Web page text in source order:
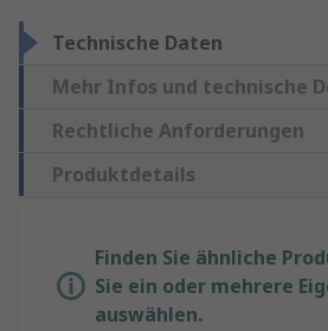
Technische Daten
Mehr Infos und technische
Rechtliche Anforderungen
Produktdetails
Finden Sie ähnliche
Sie ein oder mehrere
auswählen.